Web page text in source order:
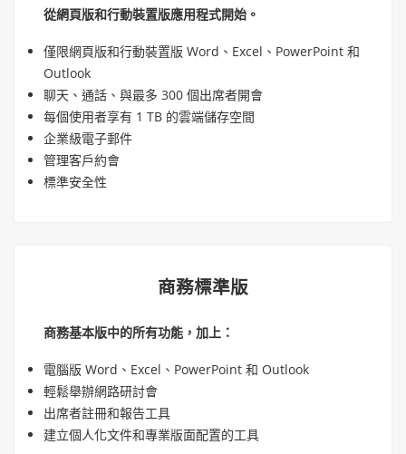
從網頁版和行動裝置版應用程式開始。
僅限網頁版和行動裝置版 Word、Excel、PowerPoint 和
Outlook
聊天、通話、與最多 300 個出席者開會
每個使用者享有 1 TB 的雲端儲存空間
企業級電子郵件
管理客戶約會
標準安全性
商務標準版
商務基本版中的所有功能，加上：
電腦版 Word、Excel、PowerPoint 和 Outlook
輕鬆舉辦網路研討會
出席者註冊和報告工具
建立個人化文件和專業版面配置的工具